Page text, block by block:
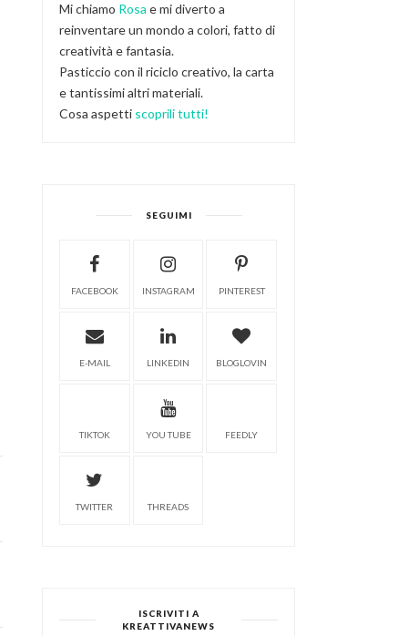
Mi chiamo Rosa e mi diverto a
reinventare un mondo a colori, fatto di
creatività e fantasia.
Pasticcio con il riciclo creativo, la carta
e tantissimi altri materiali.
Cosa aspetti scoprili tutti!
SEGUIMI
FACEBOOK INSTAGRAM PINTEREST
E-MAIL LINKEDIN BLOGLOVIN
TIKTOK YOU TUBE FEEDLY
TWITTER THREADS
ISCRIVITI A
KREATTIVANEWS